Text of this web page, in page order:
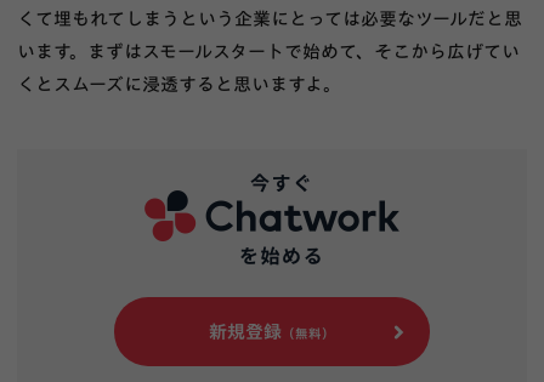
くて埋もれてしまうという企業にとっては必要なツールだと思
います。まずはスモールスタートで始めて、そこから広げてい
くとスムーズに浸透すると思いますよ。
新規登録 （無料）